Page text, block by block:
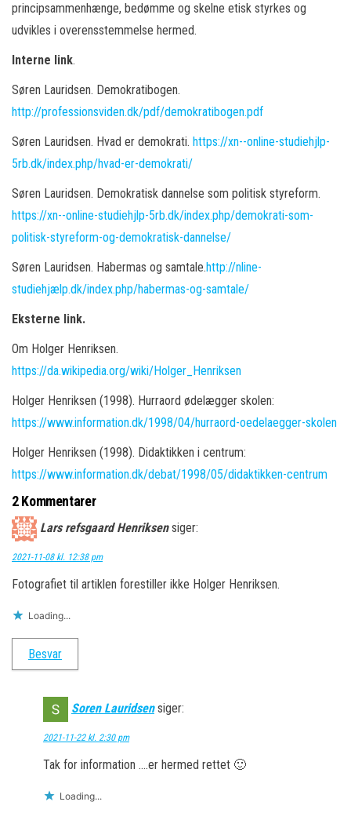
principsammenhænge, bedømme og skelne etisk styrkes og
udvikles i overensstemmelse hermed.
Interne link.
Søren Lauridsen. Demokratibogen.
http://professionsviden.dk/pdf/demokratibogen.pdf
Søren Lauridsen. Hvad er demokrati. https://xn--online-studiehjlp-
5rb.dk/index.php/hvad-er-demokrati/
Søren Lauridsen. Demokratisk dannelse som politisk styreform.
https://xn--online-studiehjlp-5rb.dk/index.php/demokrati-som-
politisk-styreform-og-demokratisk-dannelse/
Søren Lauridsen. Habermas og samtale.http://nline-
studiehjælp.dk/index.php/habermas-og-samtale/
Eksterne link.
Om Holger Henriksen.
https://da.wikipedia.org/wiki/Holger_Henriksen
Holger Henriksen (1998). Hurraord ødelægger skolen:
https://www.information.dk/1998/04/hurraord-oedelaegger-skolen
Holger Henriksen (1998). Didaktikken i centrum:
https://www.information.dk/debat/1998/05/didaktikken-centrum
2 Kommentarer
Lars refsgaard Henriksen siger:
2021-11-08 kl. 12:38 pm
Fotografiet til artiklen forestiller ikke Holger Henriksen.
Loading...
Besvar
Soren Lauridsen siger:
2021-11-22 kl. 2:30 pm
Tak for information ….er hermed rettet 🙂
Loading...